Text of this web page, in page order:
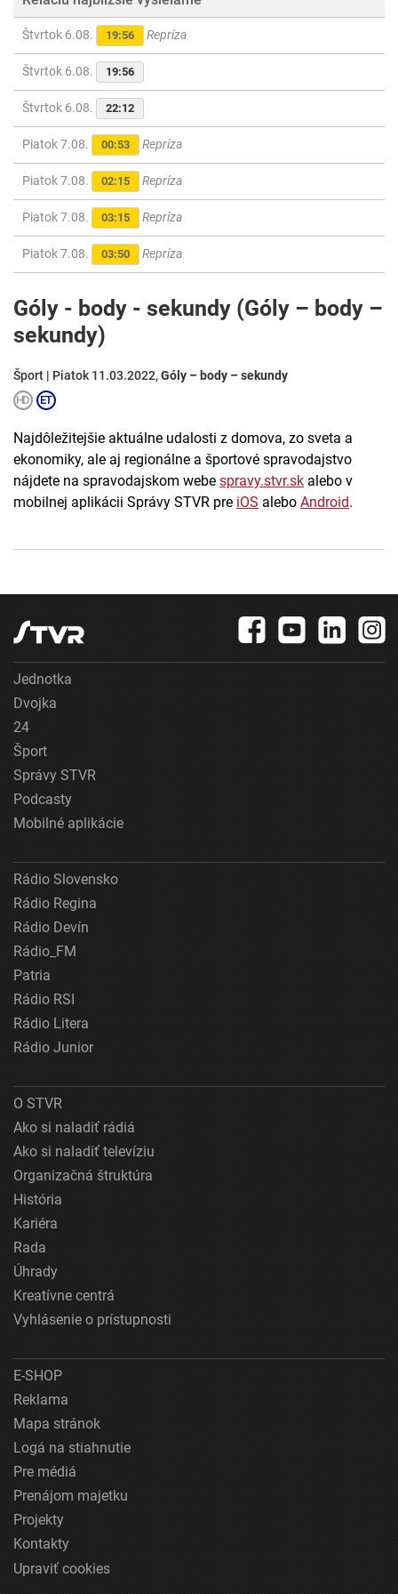
Štvrtok 6.08. 19:56 Repríza
Štvrtok 6.08. 19:56
Štvrtok 6.08. 22:12
Piatok 7.08. 00:53 Repríza
Piatok 7.08. 02:15 Repríza
Piatok 7.08. 03:15 Repríza
Piatok 7.08. 03:50 Repríza
Góly - body - sekundy (Góly – body –
sekundy)
Šport | Piatok 11.03.2022,Góly – body – sekundy
Najdôležitejšie aktuálne udalosti z domova, zo sveta a
ekonomiky, ale aj regionálne a športové spravodajstvo
nájdete na spravodajskom webe spravy.stvr.sk alebo v
mobilnej aplikácii Správy STVR pre iOS alebo Android.
Jednotka
Dvojka
24
Šport
Správy STVR
Podcasty
Mobilné aplikácie
Rádio Slovensko
Rádio Regina
Rádio Devín
Rádio_FM
Patria
Rádio RSI
Rádio Litera
Rádio Junior
O STVR
Ako si naladiť rádiá
Ako si naladiť televíziu
Organizačná štruktúra
História
Kariéra
Rada
Úhrady
Kreatívne centrá
Vyhlásenie o prístupnosti
E-SHOP
Reklama
Mapa stránok
Logá na stiahnutie
Pre médiá
Prenájom majetku
Projekty
Kontakty
Upraviť cookies